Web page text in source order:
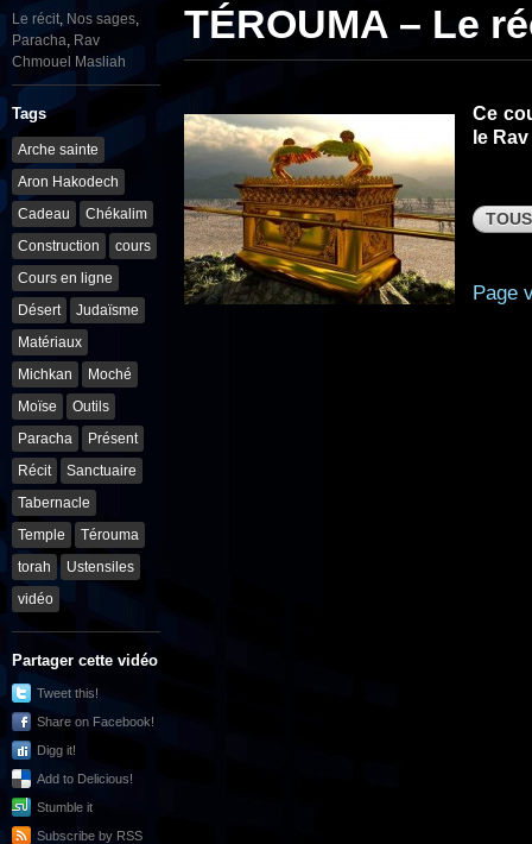
Le récit, Nos sages,
Paracha, Rav
Chmouel Masliah
Tags
Arche sainte
Aron Hakodech
Cadeau
Chékalim
Construction
cours
Cours en ligne
Désert
Judaïsme
Matériaux
Michkan
Moché
Moïse
Outils
Paracha
Présent
Récit
Sanctuaire
Tabernacle
Temple
Térouma
torah
Ustensiles
vidéo
Partager cette vidéo
Tweet this!
Share on Facebook!
Digg it!
Add to Delicious!
Stumble it
Subscribe by RSS
TÉROUMA – Le
Ce
le
Page